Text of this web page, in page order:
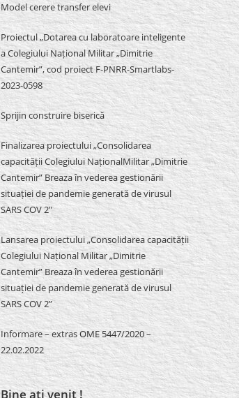
Model cerere transfer elevi
Proiectul „Dotarea cu laboratoare inteligente
a Colegiului Național Militar „Dimitrie
Cantemir”, cod proiect F-PNRR-Smartlabs-
2023-0598
Sprijin construire biserică
Finalizarea proiectului „Consolidarea
capacității Colegiului NaționalMilitar „Dimitrie
Cantemir” Breaza în vederea gestionării
situației de pandemie generată de virusul
SARS COV 2″
Lansarea proiectului „Consolidarea capacității
Colegiului Național Militar „Dimitrie
Cantemir” Breaza în vederea gestionării
situației de pandemie generată de virusul
SARS COV 2”
Informare – extras OME 5447/2020 –
22.02.2022
Bine ati venit !